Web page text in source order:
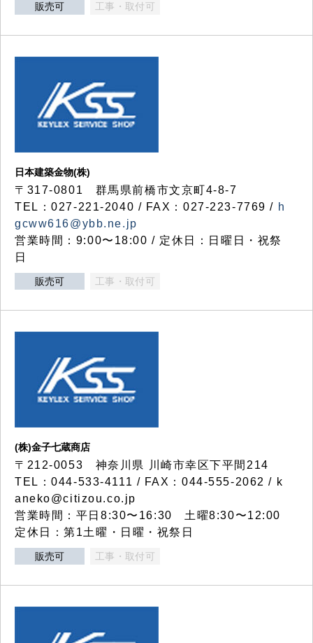
販売可 工事・取付可
日本建築金物(株)
〒317‐0801 群馬県前橋市文京町4-8-7
TEL：027-221-2040 / FAX：027-223-7769 / h
gcww616@ybb.ne.jp
営業時間：9:00〜18:00 / 定休日：日曜日・祝祭
日
販売可 工事・取付可
(株)金子七蔵商店
〒212-0053 神奈川県 川崎市幸区下平間214
TEL：044-533-4111 / FAX：044-555-2062 / k
aneko@citizou.co.jp
営業時間：平日8:30〜16:30 土曜8:30〜12:00
定休日：第1土曜・日曜・祝祭日
販売可 工事・取付可